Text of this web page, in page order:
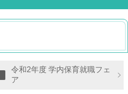
令和2年度 学内保育就職フェ
ア